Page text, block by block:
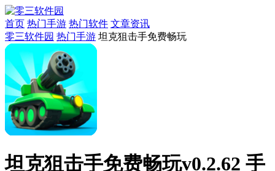
首页 热门手游 热门软件 文章资讯
零三软件园 热门手游 坦克狙击手免费畅玩
坦克狙击手免费畅玩v0.2.62 手